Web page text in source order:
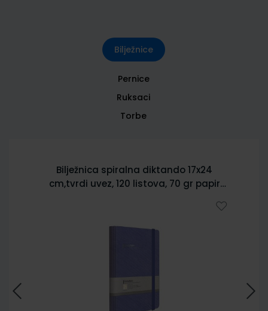
Bilježnice
Pernice
Ruksaci
Torbe
Bilježnica spiralna diktando 17x24
cm,tvrdi uvez, 120 listova, 70 gr papir